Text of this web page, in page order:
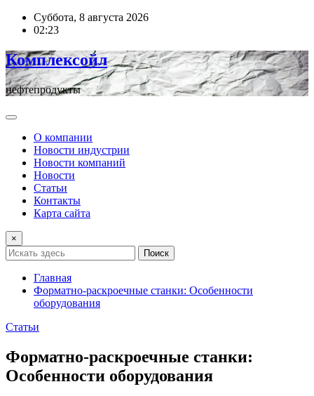
ПерейтиСуббота, 8 августа 2026
02:23
Комплексойл
нефтепродукты
О компании
Новости индустрии
Новости компаний
Новости
Статьи
Контакты
Карта сайта
×
Поиск
Главная
Форматно-раскроечные станки: Особенности
оборудования
Статьи
Форматно-раскроечные станки:
Особенности оборудования